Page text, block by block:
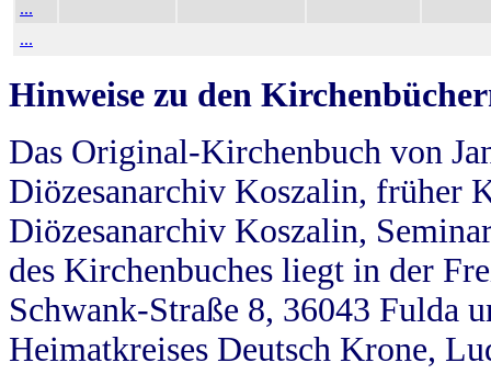
...
...
Hinweise zu den
Das Original-Kirchenbuch von
Diözesanarchiv Koszalin, früher
Diözesanarchiv Koszalin,
des Kirchenbuches liegt in der
Schwank-Straße 8, 36043 Fulda
Heimatkreises Deutsch Krone,